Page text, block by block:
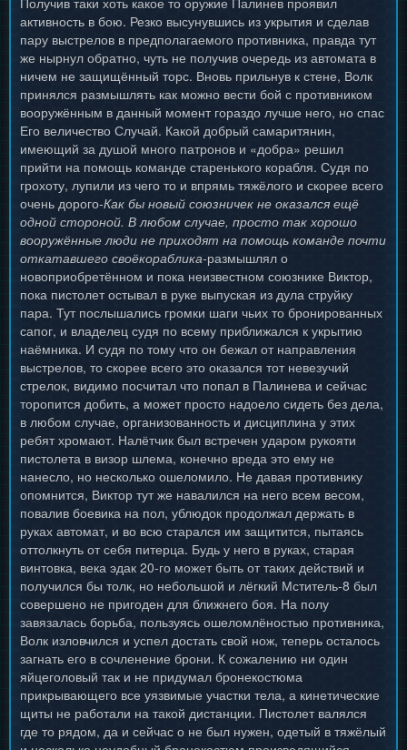
активность в бою. Резко высунувшись из укрытия и сделав
пару выстрелов в предполагаемого противника, правда тут
же нырнул обратно, чуть не получив очередь из автомата в
ничем не защищённый торс. Вновь прильнув к стене, Волк
принялся размышлять как можно вести бой с противником
вооружённым в данный момент гораздо лучше него, но спас
Его величество Случай. Какой добрый самаритянин,
имеющий за душой много патронов и «добра» решил
прийти на помощь команде старенького корабля. Судя по
грохоту, лупили из чего то и впрямь тяжёлого и скорее всего
очень дорого-Как бы новый союзничек не оказался ещё
одной стороной. В любом случае, просто так хорошо
вооружённые люди не приходят на помощь команде почти
откатавшего своёкораблика-размышлял о
новоприобретённом и пока неизвестном союзнике Виктор,
пока пистолет остывал в руке выпуская из дула струйку
пара. Тут послышались громки шаги чьих то бронированных
сапог, и владелец судя по всему приближался к укрытию
наёмника. И судя по тому что он бежал от направления
выстрелов, то скорее всего это оказался тот невезучий
стрелок, видимо посчитал что попал в Палинева и сейчас
торопится добить, а может просто надоело сидеть без дела,
в любом случае, организованность и дисциплина у этих
ребят хромают. Налётчик был встречен ударом рукояти
пистолета в визор шлема, конечно вреда это ему не
нанесло, но несколько ошеломило. Не давая противнику
опомнится, Виктор тут же навалился на него всем весом,
повалив боевика на пол, ублюдок продолжал держать в
руках автомат, и во всю старался им защитится, пытаясь
оттолкнуть от себя питерца. Будь у него в руках, старая
винтовка, века эдак 20-го может быть от таких действий и
получился бы толк, но небольшой и лёгкий Мститель-8 был
совершено не пригоден для ближнего боя. На полу
завязалась борьба, пользуясь ошеломлёностью противника,
Волк изловчился и успел достать свой нож, теперь осталось
загнать его в сочленение брони. К сожалению ни один
яйцеголовый так и не придумал бронекостюма
прикрывающего все уязвимые участки тела, а кинетические
щиты не работали на такой дистанции. Пистолет валялся
где то рядом, да и сейчас о не был нужен, одетый в тяжёлый